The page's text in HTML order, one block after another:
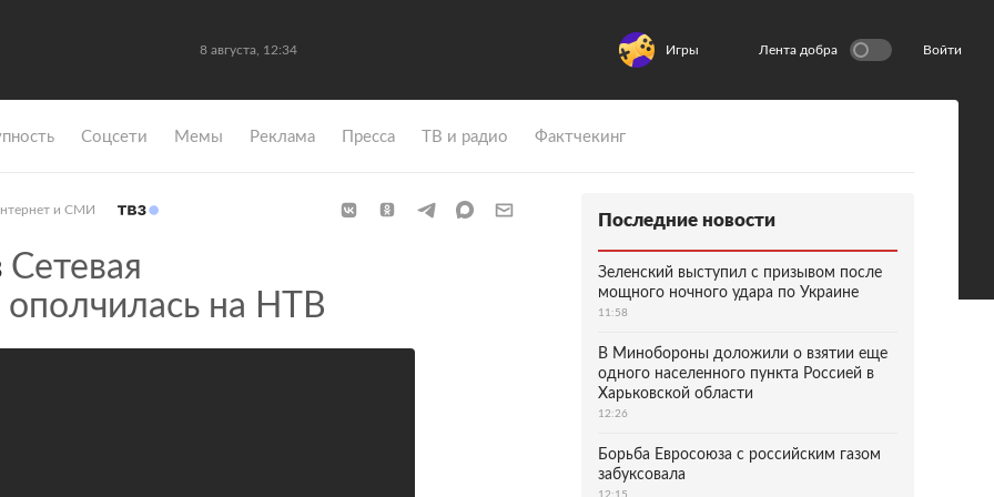
8 августа, 12:34 Игры Лента добра Войти
Coцсети Мемы Реклама Пресса ТВ и радио Фактчекинг
и СМИ
Сетевая
на НТВ
Последние новости
Зеленский выступил с призывом после
мощного ночного удара по Украине
11:58
В Минобороны доложили о взятии еще
одного населенного пункта Россией в
Харьковской области
12:26
Борьба Евросоюза с российским газом
забуксовала
12:15